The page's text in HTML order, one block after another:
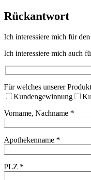
Rückantwort
Ich interessiere mich für den
Ich interessiere mich auch
Für welches unserer
Kundengewinnung
Vorname, Nachname *
Apothekenname *
PLZ *